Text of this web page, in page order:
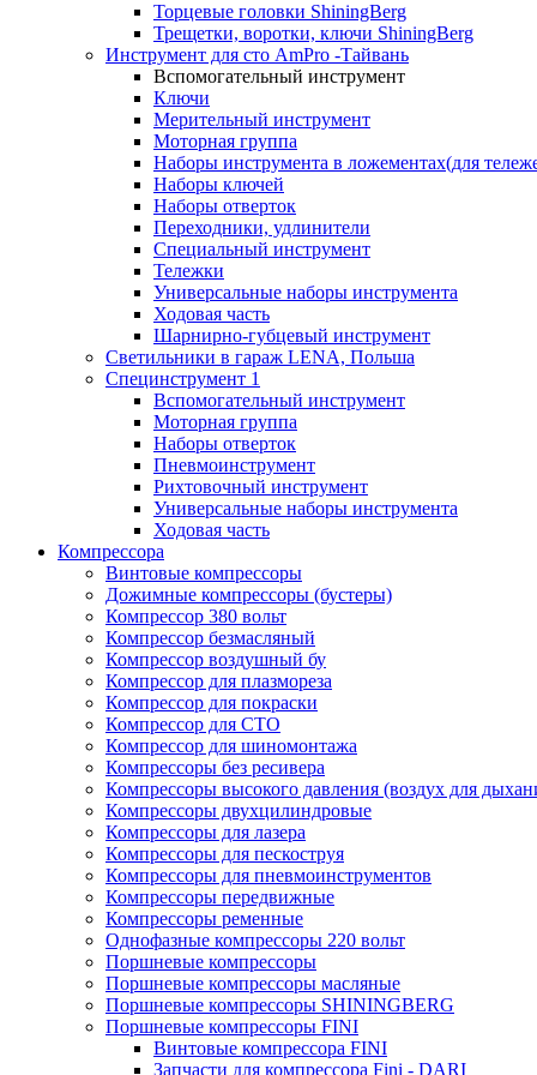
Торцевые головки ShiningBerg
Трещетки, воротки, ключи ShiningBerg
Инструмент для сто AmPro -Тайвань
Вспомогательный инструмент
Ключи
Мерительный инструмент
Моторная группа
Наборы инструмента в ложементах(для
Наборы ключей
Наборы отверток
Переходники, удлинители
Специальный инструмент
Тележки
Универсальные наборы инструмента
Ходовая часть
Шарнирно-губцевый инструмент
Светильники в гараж LENA, Польша
Специнструмент 1
Вспомогательный инструмент
Моторная группа
Наборы отверток
Пневмоинструмент
Рихтовочный инструмент
Универсальные наборы инструмента
Ходовая часть
Компрессора
Винтовые компрессоры
Дожимные компрессоры (бустеры)
Компрессор 380 вольт
Компрессор безмасляный
Компрессор воздушный бу
Компрессор для плазмореза
Компрессор для покраски
Компрессор для СТО
Компрессор для шиномонтажа
Компрессоры без ресивера
Компрессоры высокого давления (воздух для
Компрессоры двухцилиндровые
Компрессоры для лазера
Компрессоры для пескоструя
Компрессоры для пневмоинструментов
Компрессоры передвижные
Компрессоры ременные
Однофазные компрессоры 220 вольт
Поршневые компрессоры
Поршневые компрессоры масляные
Поршневые компрессоры SHININGBERG
Поршневые компрессоры FINI
Винтовые компрессора FINI
Запчасти для компрессора Fini - DARI